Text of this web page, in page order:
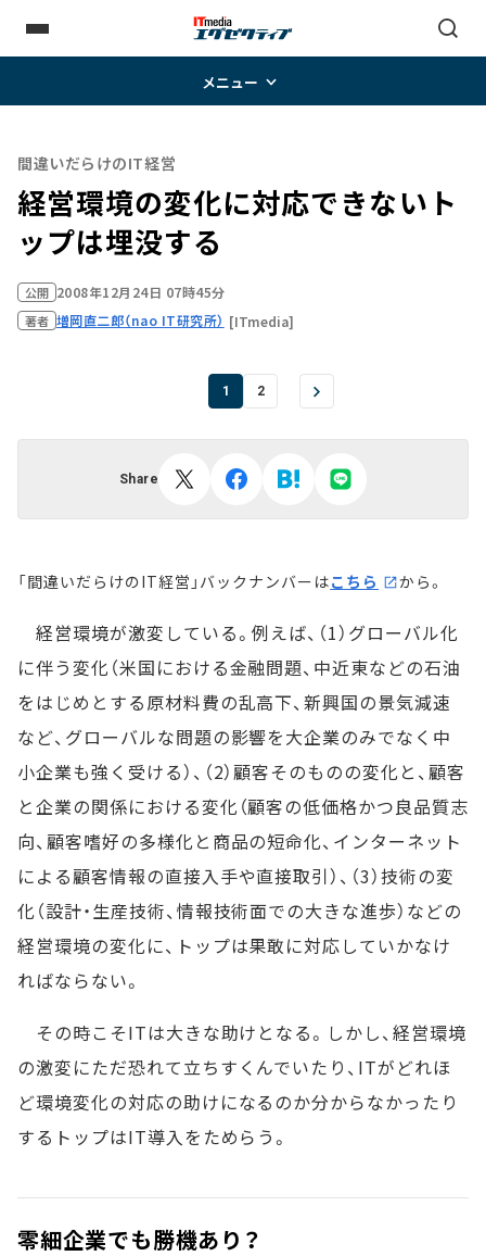
メニュー
間違いだらけのIT経営
経営環境の変化に対応できないト
ップは埋没する
公開 2008年12月24日 07時45分
著者 増岡直二郎（nao IT研究所） [ITmedia]
1 2
Share
「間違いだらけのIT経営」バックナンバーはこちら から。
経営環境が激変している。例えば、（1）グローバル化
に伴う変化（米国における金融問題、中近東などの石油
をはじめとする原材料費の乱高下、新興国の景気減速
など、グローバルな問題の影響を大企業のみでなく中
小企業も強く受ける）、（2）顧客そのものの変化と、顧客
と企業の関係における変化（顧客の低価格かつ良品質志
向、顧客嗜好の多様化と商品の短命化、インターネット
による顧客情報の直接入手や直接取引）、（3）技術の変
化（設計・生産技術、情報技術面での大きな進歩）などの
経営環境の変化に、トップは果敢に対応していかなけ
ればならない。
その時こそITは大きな助けとなる。しかし、経営環境
の激変にただ恐れて立ちすくんでいたり、ITがどれほ
ど環境変化の対応の助けになるのか分からなかったり
するトップはIT導入をためらう。
零細企業でも勝機あり？